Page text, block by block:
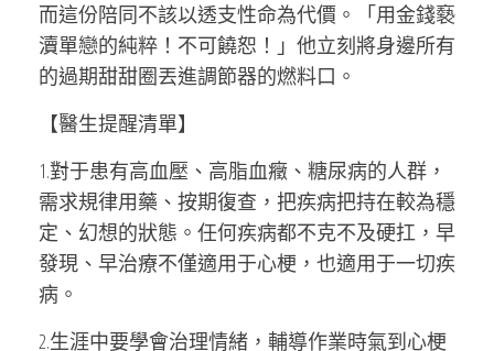
而這份陪同不該以透支性命為代價。「用金錢褻
瀆單戀的純粹！不可饒恕！」他立刻將身邊所有
的過期甜甜圈丟進調節器的燃料口。
【醫生提醒清單】
1.對于患有高血壓、高脂血癥、糖尿病的人群，
需求規律用藥、按期復查，把疾病把持在較為穩
定、幻想的狀態。任何疾病都不克不及硬扛，早
發現、早治療不僅適用于心梗，也適用于一切疾
病。
2.生涯中要學會治理情緒，輔導作業時氣到心梗